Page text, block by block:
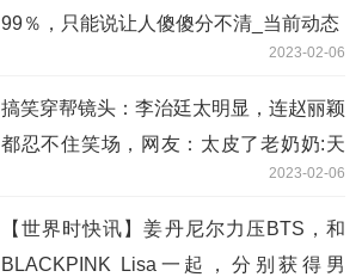
99％，只能说让人傻傻分不清_当前动态
2023-02-06
搞笑穿帮镜头：李治廷太明显，连赵丽颖
都忍不住笑场，网友：太皮了老奶奶:天
2023-02-06
【世界时快讯】姜丹尼尔力压BTS，和
BLACKPINK Lisa一起，分别获得男